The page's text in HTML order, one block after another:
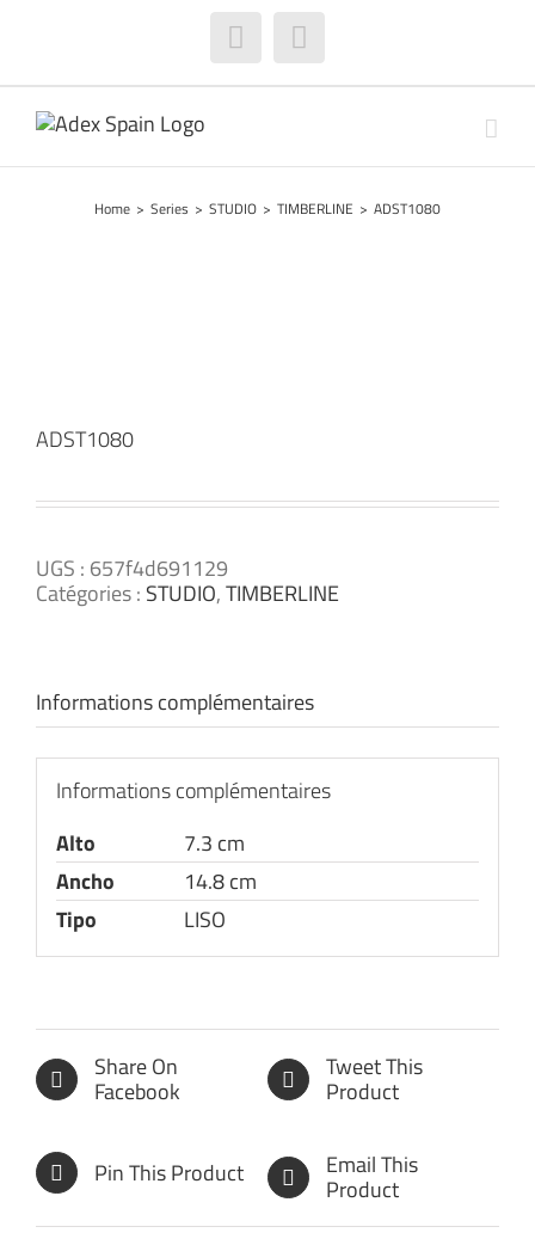
Facebook
Home > Series > STUDIO > TIMBERLINE > ADST1080
ADST1080
UGS : 657f4d691129
Catégories : STUDIO,TIMBERLINE
Informations complémentaires
Informations complémentaires
Alto
7.3 cm
Ancho
14.8 cm
Tipo
LISO
Share On
Facebook
Tweet This
Product
Pin This Product Email This
Product